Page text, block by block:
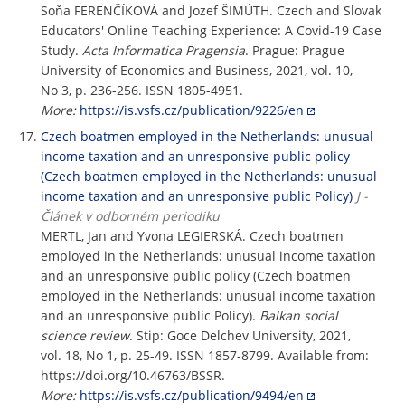
Soňa FERENČÍKOVÁ and Jozef ŠIMÚTH. Czech and Slovak
Educators' Online Teaching Experience: A Covid-19 Case
Study. Acta Informatica Pragensia. Prague: Prague
University of Economics and Business, 2021, vol. 10,
No 3, p. 236-256. ISSN 1805-4951.
More: https://is.vsfs.cz/publication/9226/en
Czech boatmen employed in the Netherlands: unusual
income taxation and an unresponsive public policy
(Czech boatmen employed in the Netherlands: unusual
income taxation and an unresponsive public Policy) J -
Článek v odborném periodiku
MERTL, Jan and Yvona LEGIERSKÁ. Czech boatmen
employed in the Netherlands: unusual income taxation
and an unresponsive public policy (Czech boatmen
employed in the Netherlands: unusual income taxation
and an unresponsive public Policy). Balkan social
science review. Stip: Goce Delchev University, 2021,
vol. 18, No 1, p. 25-49. ISSN 1857-8799. Available from:
https://doi.org/10.46763/BSSR.
More: https://is.vsfs.cz/publication/9494/en